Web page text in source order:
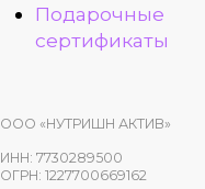
Подарочные
сертификаты
ООО «НУТРИШН АКТИВ»
ИНН: 7730289500
ОГРН: 1227700669162